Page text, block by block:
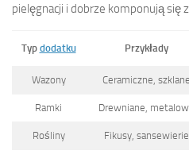
pielęgnacji i dobrze komponują się
Typ dodatku Przykłady
Wazony Ceramiczne, szklane
Ramki Drewniane,
Rośliny Fikusy, sansewierie